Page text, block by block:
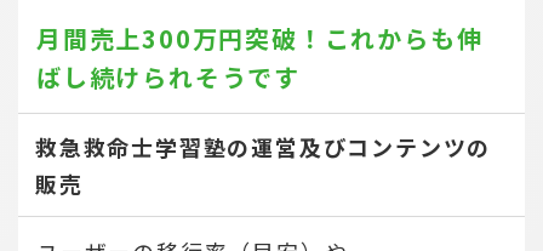
月間売上300万円突破！ これからも伸
ばし続けられそうです
救急救命士学習塾の運営及びコンテンツの
販売